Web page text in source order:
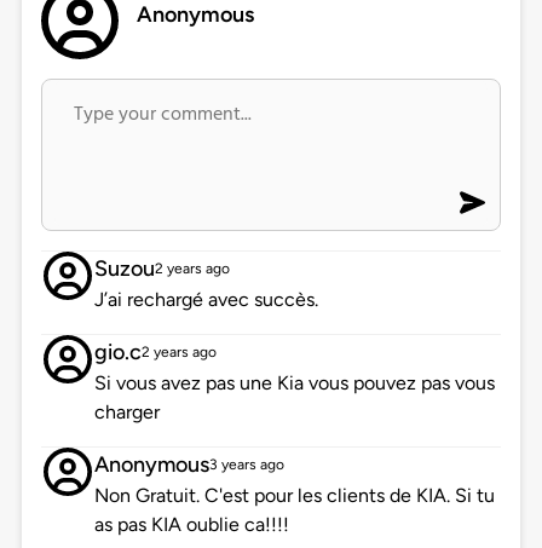
Anonymous
Suzou2 years ago
J’ai rechargé avec succès.
gio.c2 years ago
Si vous avez pas une Kia vous pouvez pas vous
charger
Anonymous3 years ago
Non Gratuit. C'est pour les clients de KIA. Si tu
as pas KIA oublie ca!!!!